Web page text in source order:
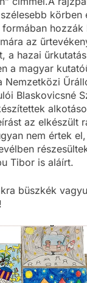
körben
hozzák
az
a hazai
a magyar
Nemzetközi
Blaskovicsné
az elkészült
nem értek
Tibor is aláírt.
büszkék